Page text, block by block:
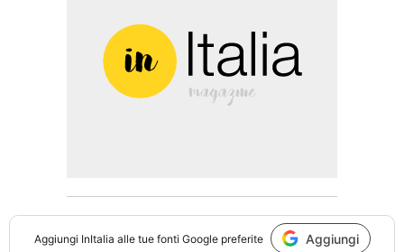
Aggiungi InItalia alle tue fonti Google preferite Aggiungi